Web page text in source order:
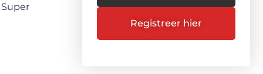
Registreer hier